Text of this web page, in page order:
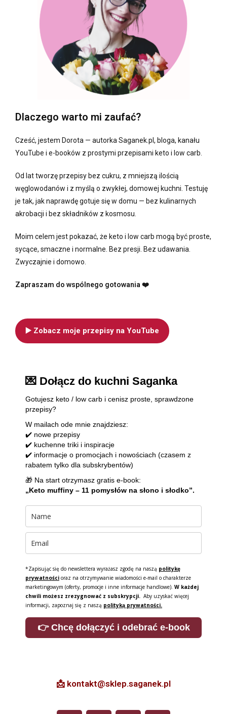
Dlaczego warto mi zaufać?
Cześć, jestem Dorota — autorka Saganek.pl, bloga, kanału
YouTube i e-booków z prostymi przepisami keto i low carb.
Od lat tworzę przepisy bez cukru, z mniejszą ilością
węglowodanów i z myślą o zwykłej, domowej kuchni. Testuję
je tak, jak naprawdę gotuje się w domu — bez kulinarnych
akrobacji i bez składników z kosmosu.
Moim celem jest pokazać, że keto i low carb mogą być proste,
sycące, smaczne i normalne. Bez presji. Bez udawania.
Zwyczajnie i domowo.
Zapraszam do wspólnego gotowania ❤️
▶️ Zobacz moje przepisy na YouTube
💌 Dołącz do kuchni Saganka
Gotujesz keto / low carb i cenisz proste, sprawdzone
przepisy?
W mailach ode mnie znajdziesz:
✔️ nowe przepisy
✔️ kuchenne triki i inspiracje
✔️ informacje o promocjach i nowościach (czasem z
rabatem tylko dla subskrybentów)
🎁 Na start otrzymasz gratis e-book:
„Keto muffiny – 11 pomysłów na słono i słodko”.
*Zapisując się do newslettera wyrażasz zgodę na naszą politykę
prywatności oraz na otrzymywanie wiadomości e-mail o charakterze
marketingowym (oferty, promocje i inne informacje handlowe). W każdej
chwili możesz zrezygnować z subskrypcji. Aby uzyskać więcej
informacji, zapoznaj się z naszą polityką prywatności.
👉 Chcę dołączyć i odebrać e-book
📩 kontakt@sklep.saganek.pl